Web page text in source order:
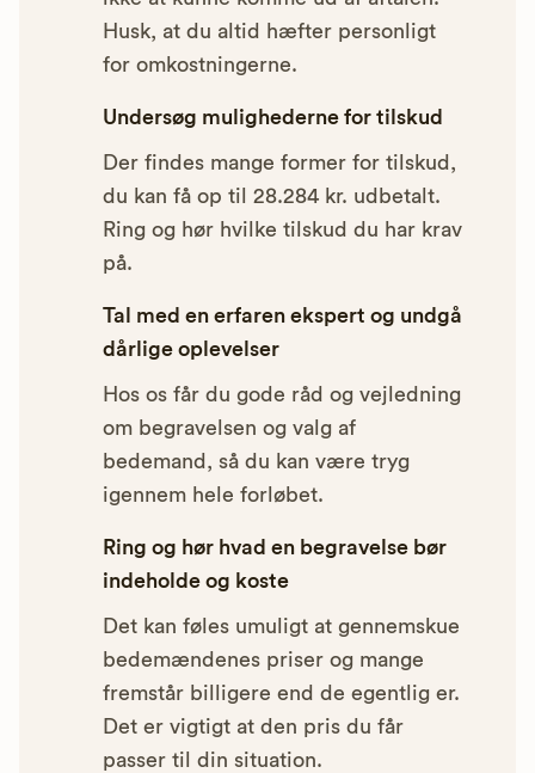
Husk, at du altid hæfter personligt
for omkostningerne.
Undersøg mulighederne for tilskud
Der findes mange former for tilskud,
du kan få op til 28.284 kr. udbetalt.
Ring og hør hvilke tilskud du har krav
på.
Tal med en erfaren ekspert og undgå
dårlige oplevelser
Hos os får du gode råd og vejledning
om begravelsen og valg af
bedemand, så du kan være tryg
igennem hele forløbet.
Ring og hør hvad en begravelse bør
indeholde og koste
Det kan føles umuligt at gennemskue
bedemændenes priser og mange
fremstår billigere end de egentlig er.
Det er vigtigt at den pris du får
passer til din situation.